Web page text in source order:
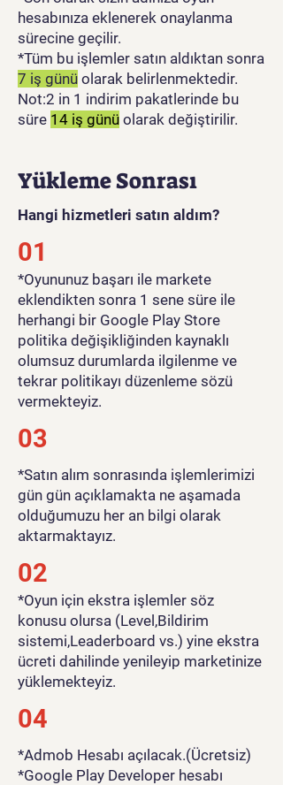
hesabınıza eklenerek onaylanma
sürecine geçilir.
*Tüm bu işlemler satın aldıktan sonra
7 iş günü olarak belirlenmektedir.
Not:2 in 1 indirim pakatlerinde bu
süre 14 iş günü olarak değiştirilir.
Yükleme Sonrası
Hangi hizmetleri satın aldım?
01
​*Oyununuz başarı ile markete
eklendikten sonra 1 sene süre ile
herhangi bir Google Play Store
politika değişikliğinden kaynaklı
olumsuz durumlarda ilgilenme ve
tekrar politikayı düzenleme sözü
vermekteyiz.
03
*Satın alım sonrasında işlemlerimizi
gün gün açıklamakta ne aşamada
olduğumuzu her an bilgi olarak
aktarmaktayız.
02
*Oyun için ekstra işlemler söz
konusu olursa (Level,Bildirim
sistemi,Leaderboard vs.) yine ekstra
ücreti dahilinde yenileyip marketinize
yüklemekteyiz.
04
*Admob Hesabı açılacak.(Ücretsiz)
*Google Play Developer hesabı